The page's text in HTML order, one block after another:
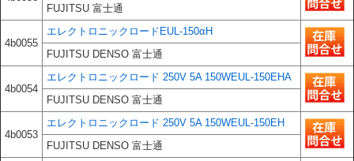
FUJITSU 富士通
4b0055
エレクトロニックロードEUL-150αH
FUJITSU DENSO 富士通
4b0054
エレクトロニックロード 250V 5A 150WEUL-150EHA
FUJITSU DENSO 富士通
4b0053
エレクトロニックロード 250V 5A 150WEUL-150EH
FUJITSU DENSO 富士通